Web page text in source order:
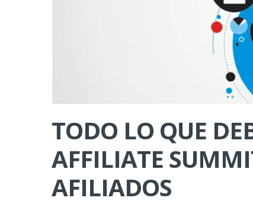
TODO LO QUE
AFFILIATE
AFILIADOS